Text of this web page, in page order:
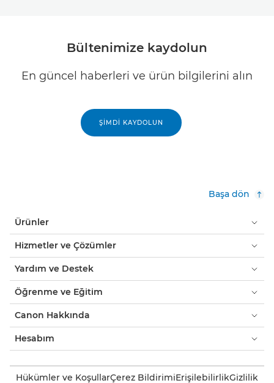
Bültenimize kaydolun
En güncel haberleri ve ürün bilgilerini alın
ŞIMDI KAYDOLUN
Başa dön
Ürünler
Hizmetler ve Çözümler
Yardım ve Destek
Öğrenme ve Eğitim
Canon Hakkında
Hesabım
Hükümler ve KoşullarÇerez BildirimiErişilebilirlikGizlilik